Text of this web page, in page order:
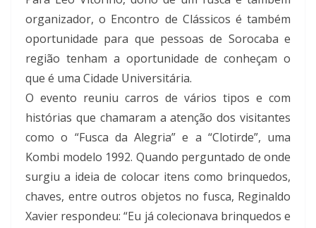
organizador, o Encontro de Clássicos é também
oportunidade para que pessoas de Sorocaba e
região tenham a oportunidade de conheçam o
que é uma Cidade Universitária.
O evento reuniu carros de vários tipos e com
histórias que chamaram a atenção dos visitantes
como o “Fusca da Alegria” e a “Clotirde”, uma
Kombi modelo 1992. Quando perguntado de onde
surgiu a ideia de colocar itens como brinquedos,
chaves, entre outros objetos no fusca, Reginaldo
Xavier respondeu: “Eu já colecionava brinquedos e